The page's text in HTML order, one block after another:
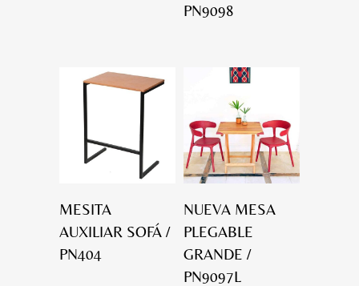
PN9098
MESITA
AUXILIAR SOFÁ /
PN404
NUEVA MESA
PLEGABLE
GRANDE /
PN9097L